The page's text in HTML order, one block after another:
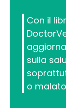
Con il
sulla
o